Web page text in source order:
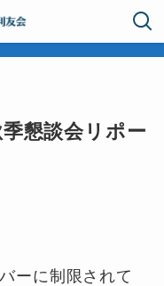
懇談会リポー
ーに制限されて